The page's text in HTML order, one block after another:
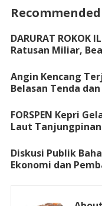
DARURAT ROKOK
Ratusan Miliar,
Angin Kencang
Belasan Tenda
FORSPEN Kepri
Laut
Diskusi Publik
Ekonomi dan